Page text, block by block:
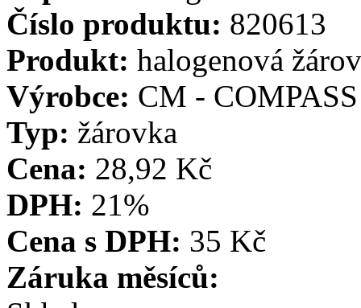
Číslo produktu: 820613
Produkt: halogenová
Výrobce: CM - COMPASS
Typ: žárovka
Cena: 28,92 Kč
DPH: 21%
Cena s DPH: 35 Kč
Záruka měsíců: